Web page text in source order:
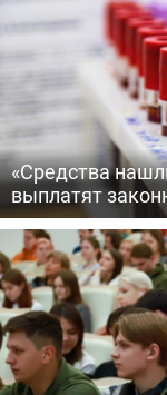
«Средства
выплатят